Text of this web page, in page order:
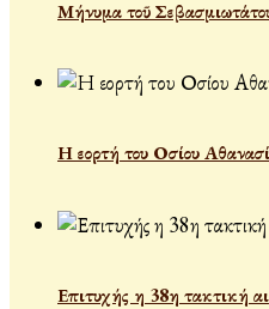
Μήνυμα τοῦ
Η εορτή του Οσίου
Επιτυχής η 38η τακτική